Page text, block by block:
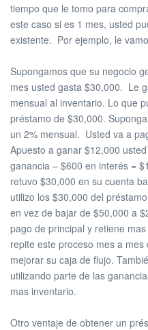
tiempo que le tomo para
este caso si es 1 mes, usted
existente. Por ejemplo, le
Supongamos que su negocio
mes usted gasta $30,000. Le
mensual al inventario. Lo que
préstamo de $30,000.
un 2% mensual. Usted va a
Apuesto a ganar $12,000
ganancia – $600 en interés =
retuvo $30,000 en su cuenta
utilizo los $30,000 del
en vez de bajar de $50,000 a
pago de principal y retiene
repite este proceso mes a
mejorar su caja de flujo.
utilizando parte de las
mas inventario.
Otro ventaje de obtener un